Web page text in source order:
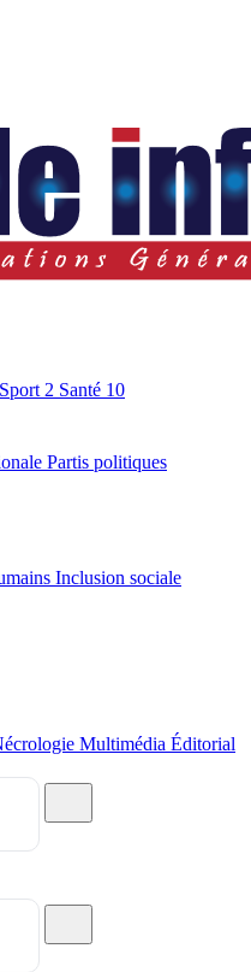
Sport 2 Santé 10
Partis politiques
Inclusion sociale
Multimédia Éditorial